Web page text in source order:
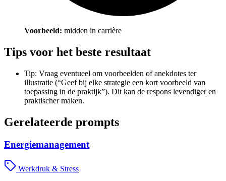
Voorbeeld: midden in carrière
Tips voor het beste resultaat
Tip: Vraag eventueel om voorbeelden of anekdotes ter
illustratie (“Geef bij elke strategie een kort voorbeeld van
toepassing in de praktijk”). Dit kan de respons levendiger en
praktischer maken.
Gerelateerde prompts
Energiemanagement
Werkdruk & Stress